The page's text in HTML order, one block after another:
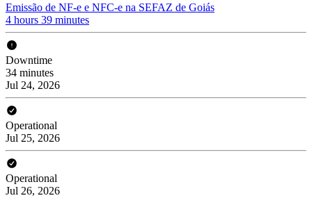
Emissão de NF-e e NFC-e na SEFAZ de Goiás
4 hours 39 minutes
Downtime
34 minutes
Jul 24, 2026
Operational
Jul 25, 2026
Operational
Jul 26, 2026